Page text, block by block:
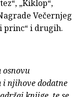
„Kiklop“,
Večernjeg
princ“ i drugih.
osnovu
njihove dodatne